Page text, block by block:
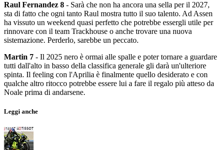
Raul Fernandez 8 - Sarà che non ha ancora una sella per il 2027,
sta di fatto che ogni tanto Raul mostra tutto il suo talento. Ad Assen
ha vissuto un weekend quasi perfetto che potrebbe essergli utile per
rinnovare con il team Trackhouse o anche trovare una nuova
sistemazione. Perderlo, sarebbe un peccato.
Martin 7 - Il 2025 nero è ormai alle spalle e poter tornare a guardare
tutti dall'alto in basso della classifica generale gli darà un'ulteriore
spinta. Il feeling con l'Aprilia è finalmente quello desiderato e con
qualche altro ritocco potrebbe essere lui a fare il regalo più atteso da
Noale prima di andarsene.
Leggi anche